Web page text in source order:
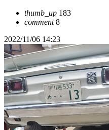
thumb_up 183
comment8
2022/11/06 14:23